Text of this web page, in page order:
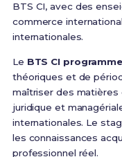
BTS CI, avec des
commerce
internationales.
Le BTS CI programme
théoriques et de
maîtriser des matières
juridique et
internationales. Le
les connaissances
professionnel réel.